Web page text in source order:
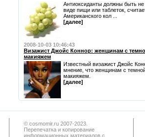
Антиоксиданты должны быть
виде пищи или таблеток,
Американского кол ...
[далее]
2008-10-03 10:46:43
Визажист Джойс Коннор: женщинам с
макияжем
Известный визажист Джойс
мнение, что женщинам с
макияжем.
[далее]
© cosmomir.ru 2007-2023.
Перепечатка и копирование
информационных материалов с